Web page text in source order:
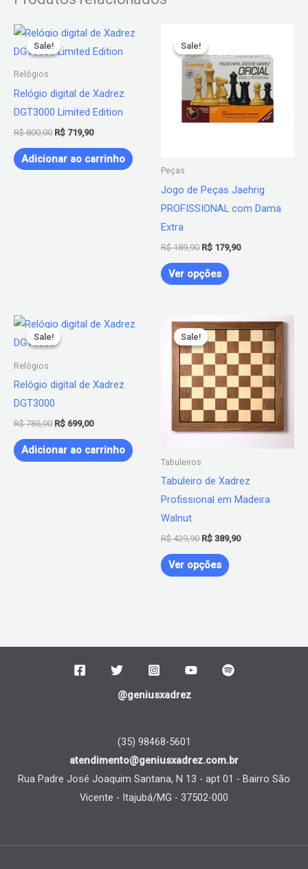
Sale!
Sale!
Relógios
Relógio digital de Xadrez
DGT3000 Limited Edition
R$800,00
O
preço
original
R$ 719,90
O
atual
Adicionar ao carrinho
Sale!
Sale!
Peças
Jogo de Peças Jaehrig
PROFISSIONAL com Dama
Extra
R$189,90
original
era:
R$ 189,90.
R$ 179,90
atual
é:
R$ 179,90.
Ver opções
tem
várias
variantes.
As
escolhidas
do
produto
Sale!
Sale!
Relógios
Relógio digital de Xadrez
DGT3000
R$785,00
O
preço
original
R$ 699,00
O
Adicionar ao carrinho
Sale!
Sale!
Tabuleiros
Tabuleiro de Xadrez
Profissional em Madeira
Walnut
R$429,90
O
preço
original
era:
R$ 429,90.
R$ 389,90
O
preço
atual
é:
R$ 389,90.
Ver opções
Este
produto
várias
variantes.
As
opções
do
produto
@geniusxadrez
(35) 98468-5601
atendimento@geniusxadrez.com.br
Rua Padre José Joaquim Santana, N 13 - apt 01 - Bairro São
Vicente - Itajubá/MG - 37502-000